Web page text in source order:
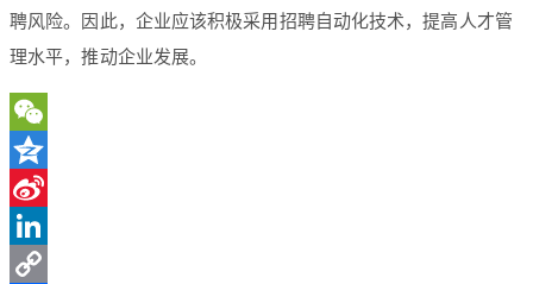
聘风险。因此，企业应该积极采用招聘自动化技术，提高人才管
理水平，推动企业发展。
WeChat
Qzone
Sina
Weibo
LinkedIn